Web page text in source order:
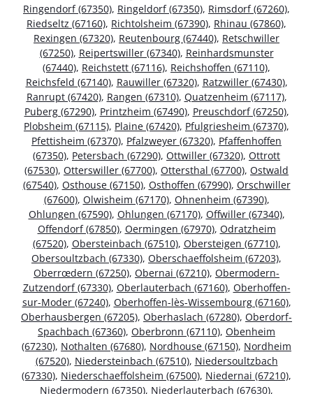
Ringendorf (67350), Ringeldorf (67350), Rimsdorf (67260),
Riedseltz (67160), Richtolsheim (67390), Rhinau (67860),
Rexingen (67320), Reutenbourg (67440), Retschwiller
(67250), Reipertswiller (67340), Reinhardsmunster
(67440), Reichstett (67116), Reichshoffen (67110),
Reichsfeld (67140), Rauwiller (67320), Ratzwiller (67430),
Ranrupt (67420), Rangen (67310), Quatzenheim (67117),
Puberg (67290), Printzheim (67490), Preuschdorf (67250),
Plobsheim (67115), Plaine (67420), Pfulgriesheim (67370),
Pfettisheim (67370), Pfalzweyer (67320), Pfaffenhoffen
(67350), Petersbach (67290), Ottwiller (67320), Ottrott
(67530), Otterswiller (67700), Ottersthal (67700), Ostwald
(67540), Osthouse (67150), Osthoffen (67990), Orschwiller
(67600), Olwisheim (67170), Ohnenheim (67390),
Ohlungen (67590), Ohlungen (67170), Offwiller (67340),
Offendorf (67850), Oermingen (67970), Odratzheim
(67520), Obersteinbach (67510), Obersteigen (67710),
Obersoultzbach (67330), Oberschaeffolsheim (67203),
Oberrœdern (67250), Obernai (67210), Obermodern-
Zutzendorf (67330), Oberlauterbach (67160), Oberhoffen-
sur-Moder (67240), Oberhoffen-lès-Wissembourg (67160),
Oberhausbergen (67205), Oberhaslach (67280), Oberdorf-
Spachbach (67360), Oberbronn (67110), Obenheim
(67230), Nothalten (67680), Nordhouse (67150), Nordheim
(67520), Niedersteinbach (67510), Niedersoultzbach
(67330), Niederschaeffolsheim (67500), Niedernai (67210),
Niedermodern (67350), Niederlauterbach (67630),